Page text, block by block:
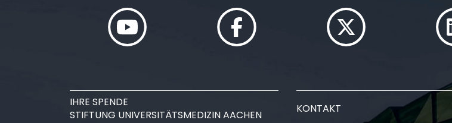
IHRE SPENDE
STIFTUNG UNIVERSITÄTSMEDIZIN AACHEN
KONTAKT